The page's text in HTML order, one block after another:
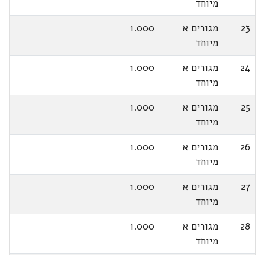
מיוחד
23
מגורים א
מיוחד
1.000
24
מגורים א
מיוחד
1.000
25
מגורים א
מיוחד
1.000
26
מגורים א
מיוחד
1.000
27
מגורים א
מיוחד
1.000
28
מגורים א
מיוחד
1.000